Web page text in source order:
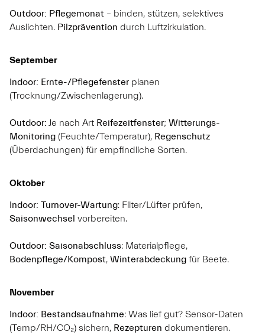
Outdoor: Pflegemonat – binden, stützen, selektives
Auslichten. Pilzprävention durch Luftzirkulation.
September
Indoor: Ernte-/Pflegefenster planen
(Trocknung/Zwischenlagerung).
Outdoor: Je nach Art Reifezeitfenster; Witterungs-
Monitoring (Feuchte/Temperatur), Regenschutz
(Überdachungen) für empfindliche Sorten.
Oktober
Indoor: Turnover-Wartung: Filter/Lüfter prüfen,
Saisonwechsel vorbereiten.
Outdoor: Saisonabschluss: Materialpflege,
Bodenpflege/Kompost, Winterabdeckung für Beete.
November
Indoor: Bestandsaufnahme: Was lief gut? Sensor-Daten
(Temp/RH/CO₂) sichern, Rezepturen dokumentieren.